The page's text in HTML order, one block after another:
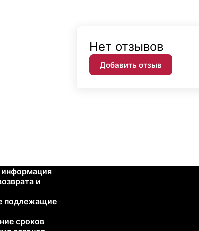
Нет отзывов
Добавить отзыв
информация
и
подлежащие
сроков